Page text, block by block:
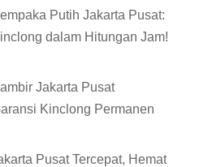
Putih Jakarta Pusat:
dalam Hitungan Jam!
Jakarta Pusat
Kinclong Permanen
Pusat Tercepat, Hemat